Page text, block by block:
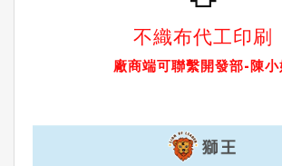
不織布代工印刷
廠商端可聯繫開發部-陳小